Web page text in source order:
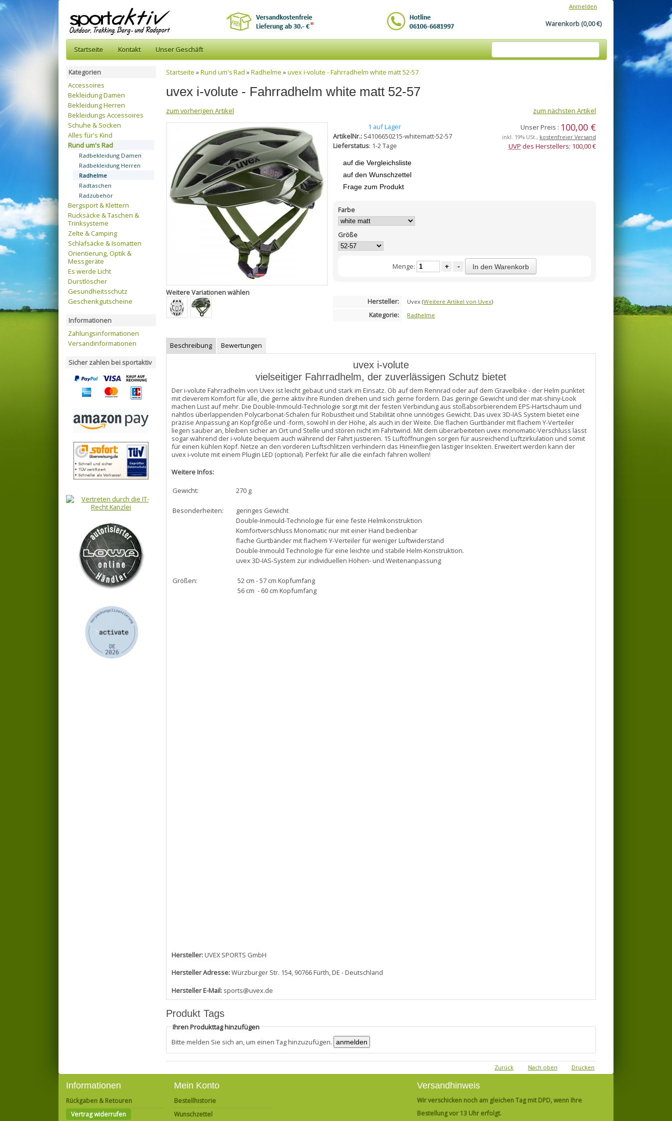
Startseite Kontakt Unser Geschäft
Warenkorb (0,00 €)
Anmelden
Startseite »Rund um's Rad »Radhelme »uvex i-volute - Fahrradhelm white matt 52-57
uvex i-volute - Fahrradhelm white matt 52-57
zum vorherigen Artikel zum nächsten Artikel
Weitere Variationen wählen
1 auf Lager
ArtikelNr.: S4106650215-whitematt-52-57
Lieferstatus: 1-2 Tage
auf die Vergleichsliste
auf den Wunschzettel
Frage zum Produkt
Unser Preis : 100,00 €
inkl. 19% USt., kostenfreier Versand
UVP des Herstellers: 100,00 €
Farbe
Größe
Menge: + - In den Warenkorb
Hersteller: Uvex(Weitere Artikel von Uvex)
Kategorie: Radhelme
Beschreibung Bewertungen
uvex i-volute
vielseitiger Fahrradhelm, der zuverlässigen Schutz bietet
Der i-volute Fahrradhelm von Uvex ist leicht gebaut und stark im Einsatz. Ob auf dem Rennrad oder auf dem Gravelbike - der Helm punktet
mit cleverem Komfort für alle, die gerne aktiv ihre Runden drehen und sich gerne fordern. Das geringe Gewicht und der mat-shiny-Look
machen Lust auf mehr. Die Double-Inmould-Technologie sorgt mit der festen Verbindung aus stoßabsorbierendem EPS-Hartschaum und
nahtlos überlappenden Polycarbonat-Schalen für Robustheit und Stabilität ohne unnötiges Gewicht. Das uvex 3D-IAS System bietet eine
präzise Anpassung an Kopfgröße und -form, sowohl in der Höhe, als auch in der Weite. Die flachen Gurtbänder mit flachem Y-Verteiler
liegen sauber an, bleiben sicher an Ort und Stelle und stören nicht im Fahrtwind. Mit dem überarbeiteten uvex monomatic-Verschluss lässt
sogar während der i-volute bequem auch während der Fahrt justieren. 15 Luftöffnungen sorgen für ausreichend Luftzirkulation und somit
für einen kühlen Kopf. Netze an den vorderen Luftschlitzen verhindern das Hineinfliegen lästiger Insekten. Erweitert werden kann der
uvex i-volute mit einem Plugin LED (optional). Perfekt für alle die einfach fahren wollen!
Weitere Infos:
Gewicht: 270 g
Besonderheiten:
geringes Gewicht
Double-Inmould-Technologie für eine feste Helmkonstruktion
Komfortverschluss Monomatic nur mit einer Hand bedienbar
flache Gurtbänder mit flachem Y-Verteiler für weniger Luftwiderstand
Double-Inmould Technologie für eine leichte und stabile Helm-Konstruktion.
uvex 3D-IAS-System zur individuellen Höhen- und Weitenanpassung
Größen:
52 cm - 57 cm Kopfumfang
56 cm - 60 cm Kopfumfang
Hersteller: UVEX SPORTS GmbH
Hersteller Adresse:Würzburger Str. 154, 90766 Fürth, DE - Deutschland
Hersteller E-Mail: sports@uvex.de
Produkt Tags
Ihren Produkttag hinzufügen
Bitte melden Sie sich an, um einen Tag hinzuzufügen.
Zurück Nach oben Drucken
Kategorien
Accessoires
Bekleidung Damen
Bekleidung Herren
Bekleidungs Accessoires
Schuhe & Socken
Alles für's Kind
Rund um's Rad
Radbekleidung Damen
Radbekleidung Herren
Radhelme
Radtaschen
Radzubehör
Bergsport & Klettern
Rucksäcke & Taschen &
Trinksysteme
Zelte & Camping
Schlafsäcke & Isomatten
Orientierung, Optik &
Messgeräte
Es werde Licht
Durstlöscher
Gesundheitsschutz
Geschenkgutscheine
Informationen
Zahlungsinformationen
Versandinformationen
Sicher zahlen bei sportaktiv
Informationen
Rückgaben & Retouren
Vertrag widerrufen
Mein Konto
Bestellhistorie
Wunschzettel
Versandhinweis
Wir verschicken noch am gleichen Tag mit DPD, wenn Ihre
Bestellung vor 13 Uhr erfolgt.